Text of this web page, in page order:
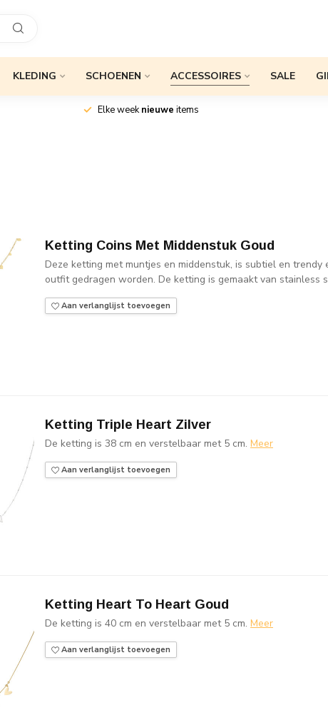
KLEDING SCHOENEN ACCESSOIRES SALE
Elke weeknieuwe items
Ketting Coins Met Middenstuk Goud
Deze ketting met muntjes en middenstuk, is subtiel en trendy
outfit gedragen worden. De ketting is gemaakt van stainless
Aan verlanglijst toevoegen
Ketting Triple Heart Zilver
De ketting is 38 cm en verstelbaar met 5 cm. Meer
Aan verlanglijst toevoegen
Ketting Heart To Heart Goud
De ketting is 40 cm en verstelbaar met 5 cm. Meer
Aan verlanglijst toevoegen